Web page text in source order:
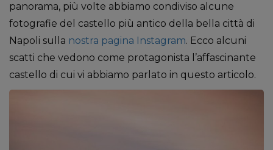
panorama, più volte abbiamo condiviso alcune
fotografie del castello più antico della bella città di
Napoli sulla nostra pagina Instagram. Ecco alcuni
scatti che vedono come protagonista l’affascinante
castello di cui vi abbiamo parlato in questo articolo.